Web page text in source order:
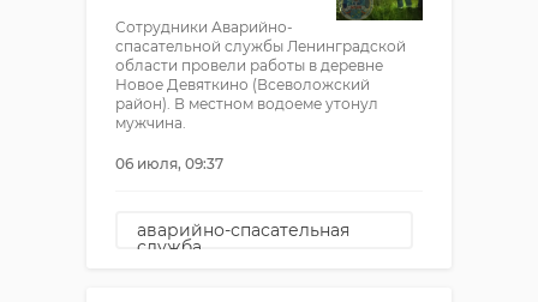
Сотрудники Аварийно-
спасательной службы Ленинградской
области провели работы в деревне
Новое Девяткино (Всеволожский
район). В местном водоеме утонул
мужчина.
06 июля, 09:37
аварийно-спасательная
служба